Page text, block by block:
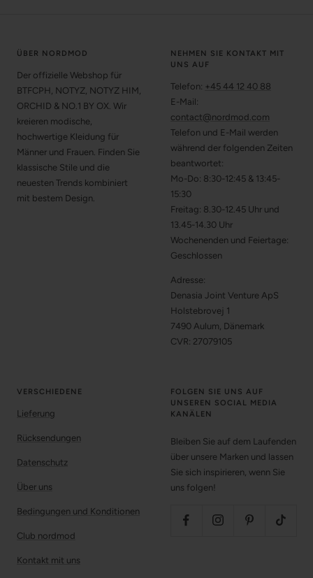
ÜBER NORDMOD
Der offizielle Webshop für
BTFCPH, NOTYZ, NOTYZ HIM,
ORCHID & NO.1 BY OX. Wir
kreieren modische,
hochwertige Kleidung für
Männer und Frauen. Finden Sie
klassische Stile und die
neuesten Trends kombiniert
mit bestem Design.
NEHMEN SIE KONTAKT MIT
UNS AUF
Telefon: +45 44 12 40 88
E-Mail:
contact@nordmod.com
Telefon und E-Mail werden
während der folgenden Zeiten
beantwortet:
Mo-Do: 8:30-12:45 & 13:45-
15:30
Freitag: 8.30-12.45 Uhr und
13.45-14.30 Uhr
Wochenenden und Feiertage:
Geschlossen
Adresse:
Denasia Joint Venture ApS
Holstebrovej 1
7490 Aulum, Dänemark
CVR: 27079105
VERSCHIEDENE
Lieferung
Rücksendungen
Datenschutz
Über uns
Bedingungen und Konditionen
Club nordmod
Kontakt mit uns
FOLGEN SIE UNS AUF
UNSEREN SOCIAL MEDIA
KANÄLEN
Bleiben Sie auf dem Laufenden
über unsere Marken und lassen
Sie sich inspirieren, wenn Sie
uns folgen!